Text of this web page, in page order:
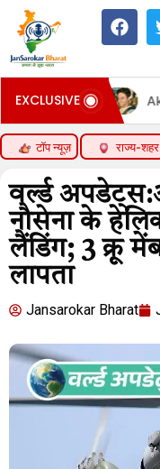
EXCLUSIVE Akanksha
टॉप न्यूज़ राज्य-शहर
वर्ल्ड
नौसेना के
लैंडिंग; 3 क्रू
लापता
Jansarokar Bharat